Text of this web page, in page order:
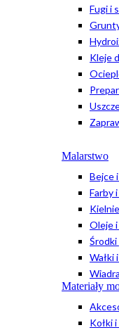
Fugi i
Kleje
Malarstwo
Bejce
Farby
Oleje
Wałki
Materiały
Kołki